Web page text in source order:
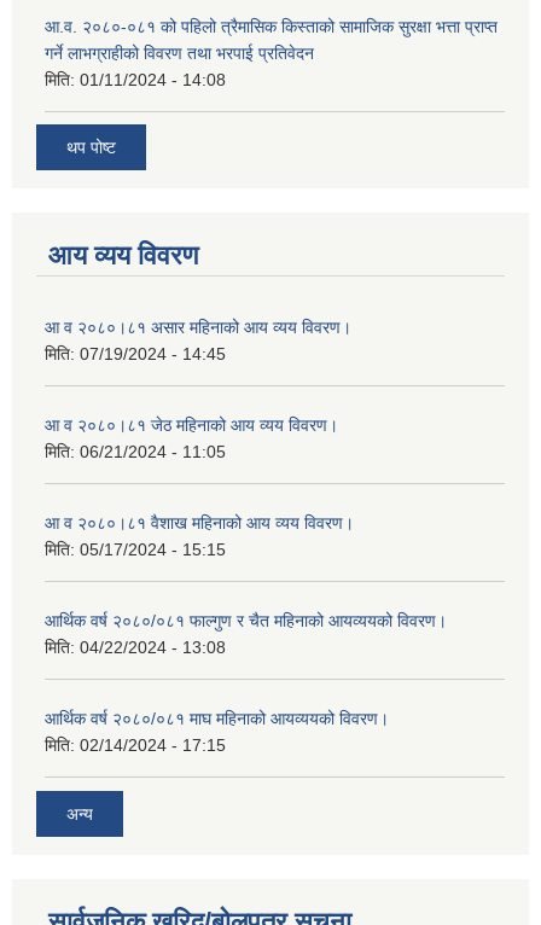
आ.व. २०८०-०८१ को पहिलो त्रैमासिक किस्ताको सामाजिक सुरक्षा भत्ता प्राप्त
गर्ने लाभग्राहीको विवरण तथा भरपाई प्रतिवेदन
मिति: 01/11/2024 - 14:08
थप पोष्ट
आय व्यय विवरण
आ व २०८०।८१ असार महिनाको आय व्यय विवरण।
मिति: 07/19/2024 - 14:45
आ व २०८०।८१ जेठ महिनाको आय व्यय विवरण।
मिति: 06/21/2024 - 11:05
आ व २०८०।८१ वैशाख महिनाको आय व्यय विवरण।
मिति: 05/17/2024 - 15:15
आर्थिक वर्ष २०८०/०८१ फाल्गुण र चैत महिनाको आयव्ययको विवरण।
मिति: 04/22/2024 - 13:08
आर्थिक वर्ष २०८०/०८१ माघ महिनाको आयव्ययको विवरण।
मिति: 02/14/2024 - 17:15
अन्य